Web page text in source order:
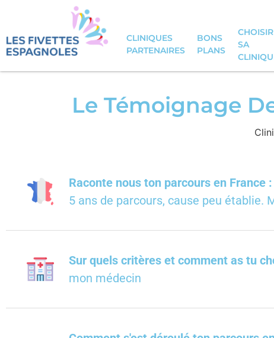
CLINIQUES
PARTENAIRES
BONS
PLANS
CHOISIR
SA
Le Témoignage
Raconte nous ton parcours en France :
5 ans de parcours, cause peu établie.
Sur quels critères et comment as tu
mon médecin